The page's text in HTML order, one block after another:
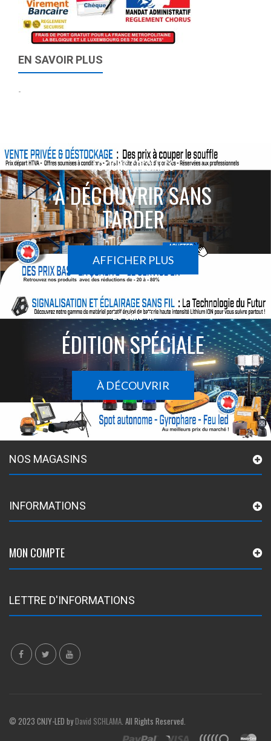
EN SAVOIR PLUS
-
ACTIONS SPÉCIALES
À DÉCOUVRIR SANS
TARDER
AFFICHER PLUS
Le sans-fil
ÉDITION SPÉCIALE
À DÉCOUVRIR
NOS MAGASINS
INFORMATIONS
MON COMPTE
LETTRE D'INFORMATIONS
© 2023 CNJY-LED byDavid SCHLAMA. All Rights Reserved.